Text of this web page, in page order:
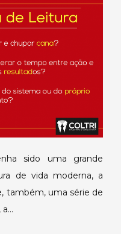
sido uma grande
de vida moderna, a
também, uma série de
a…